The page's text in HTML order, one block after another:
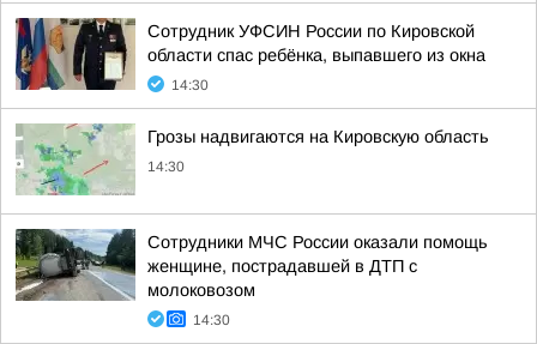
Сотрудник УФСИН России по Кировской
области спас ребёнка, выпавшего из окна
14:30
Грозы надвигаются на Кировскую область
14:30
Сотрудники МЧС России оказали помощь
женщине, пострадавшей в ДТП с
молоковозом
14:30